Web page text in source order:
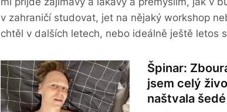
v zahraničí studovat, jet na nějaký workshop
chtěl v dalších letech, nebo ideálně ještě letos
Špinar:
jsem celý
naštvala